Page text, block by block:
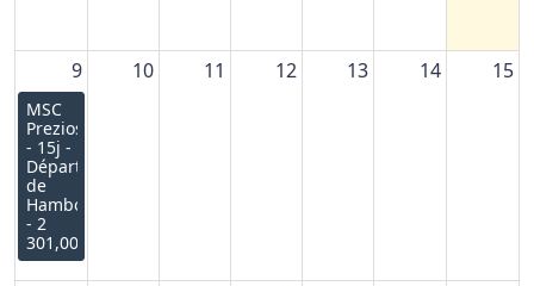
9
MSC
Preziosa
- 15j -
Départ
de
Hambourg
- 2
301,00€
10 11 12 13 14 15